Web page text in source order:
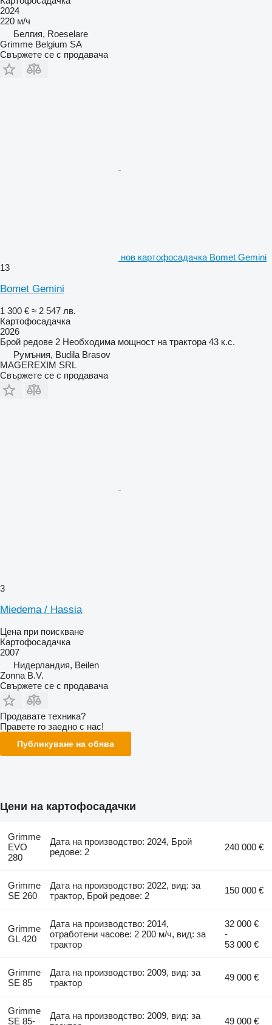
2024
220 м/ч
Белгия, Roeselare
Grimme Belgium SA
Свържете се с продавача
нов картофосадачка Bomet Gemini
13
Bomet Gemini
1 300 € ≈ 2 547 лв.
Картофосадачка
2026
Брой редове 2 Необходима мощност на трактора 43 к.с.
Румъния, Budila Brasov
MAGEREXIM SRL
Свържете се с продавача
3
Miedema / Hassia
Цена при поискване
Картофосадачка
2007
Нидерландия, Beilen
Zonna B.V.
Свържете се с продавача
Продавате техника?
Правете го заедно с нас!
Публикуване на обява
Цени на картофосадачки
Grimme
EVO
280
Дата на производство: 2024, Брой
редове: 2
240 000 €
Grimme
SE 260
Дата на производство: 2022, вид: за
трактор, Брой редове: 2
150 000 €
Grimme
GL 420
Дата на производство: 2014,
отработени часове: 2 200 м/ч, вид: за
трактор
32 000 €
-
53 000 €
Grimme
SE 85
Дата на производство: 2009, вид: за
трактор
49 000 €
Grimme
SE 85-
Дата на производство: 2009, вид: за
49 000 €